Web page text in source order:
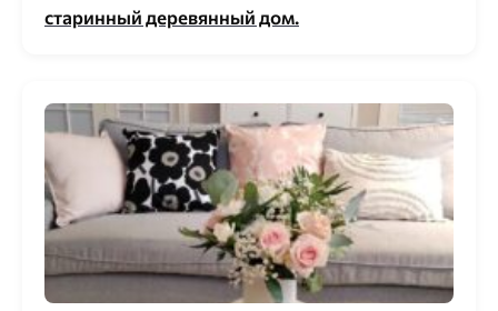
старинный деревянный дом.